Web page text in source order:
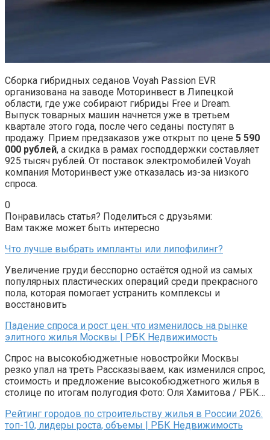
Сборка гибридных седанов Voyah Passion EVR
организована на заводе Моторинвест в Липецкой
области, где уже собирают гибриды Free и Dream.
Выпуск товарных машин начнется уже в третьем
квартале этого года, после чего седаны поступят в
продажу. Прием предзаказов уже открыт по цене 5 590
000 рублей, а скидка в рамах господдержки составляет
925 тысяч рублей. От поставок электромобилей Voyah
компания Моторинвест уже отказалась из-за низкого
спроса.
0
Понравилась статья? Поделиться с друзьями:
Вам также может быть интересно
Что лучше выбрать импланты или липофилинг?
Увеличение груди бесспорно остаётся одной из самых
популярных пластических операций среди прекрасного
пола, которая помогает устранить комплексы и
восстановить
Падение спроса и рост цен: что изменилось на рынке
элитного жилья Москвы | РБК Недвижимость
Спрос на высокобюджетные новостройки Москвы
резко упал на треть Рассказываем, как изменился спрос,
стоимость и предложение высокобюджетного жилья в
столице по итогам полугодия Фото: Оля Хамитова / РБК…
Рейтинг городов по строительству жилья в России 2026:
топ-10, лидеры роста, объемы | РБК Недвижимость